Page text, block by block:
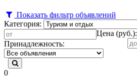
Показать фильтр объявлений
Категория:
Цена (руб.):
Принадлежность:
0